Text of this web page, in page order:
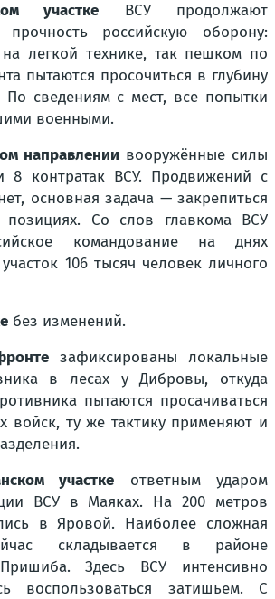
участке ВСУ продолжают
российскую оборону:
легкой технике, так пешком по
пытаются просочиться в глубину
сведениям с мест, все попытки
военными.
направлении вооружённые силы
8 контратак ВСУ. Продвижений с
основная задача — закрепиться
позициях. Со слов главкома ВСУ
командование на днях
106 тысяч человек личного
без изменений.
зафиксированы локальные
в лесах у Дибровы, откуда
пытаются просачиваться
войск, ту же тактику применяют и
участке ответным ударом
ВСУ в Маяках. На 200 метров
в Яровой. Наиболее сложная
складывается в районе
Здесь ВСУ интенсивно
воспользоваться затишьем. С